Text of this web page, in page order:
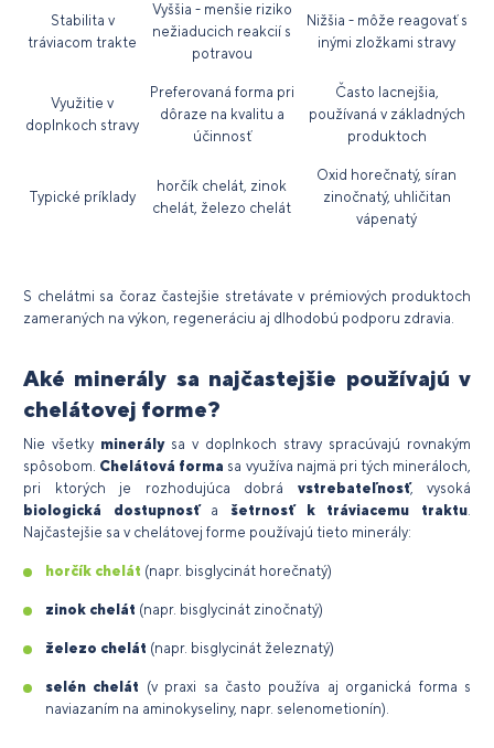
Stabilita v
tráviacom trakte
Vyššia - menšie riziko
nežiaducich reakcií s
potravou
Nižšia - môže reagovať s
inými zložkami stravy
Využitie v
doplnkoch stravy
Preferovaná forma pri
dôraze na kvalitu a
účinnosť
Často lacnejšia,
používaná v základných
produktoch
Typické príklady
horčík chelát, zinok
chelát, železo chelát
Oxid horečnatý, síran
zinočnatý, uhličitan
vápenatý
S chelátmi sa čoraz častejšie stretávate v prémiových produktoch
zameraných na výkon, regeneráciu aj dlhodobú podporu zdravia.
Aké minerály sa najčastejšie používajú v
chelátovej forme?
Nie všetky minerálysa v doplnkoch stravy spracúvajú rovnakým
spôsobom. Chelátová forma sa využíva najmä pri tých mineráloch,
pri ktorých je rozhodujúca dobrá vstrebateľnosť, vysoká
biologická dostupnosťa šetrnosť k tráviacemu traktu.
Najčastejšie sa v chelátovej forme používajú tieto minerály:
horčík chelát (napr. bisglycinát horečnatý)
zinok chelát (napr. bisglycinát zinočnatý)
železo chelát (napr. bisglycinát železnatý)
selén chelát (v praxi sa často používa aj organická forma s
naviazaním na aminokyseliny, napr. selenometionín).